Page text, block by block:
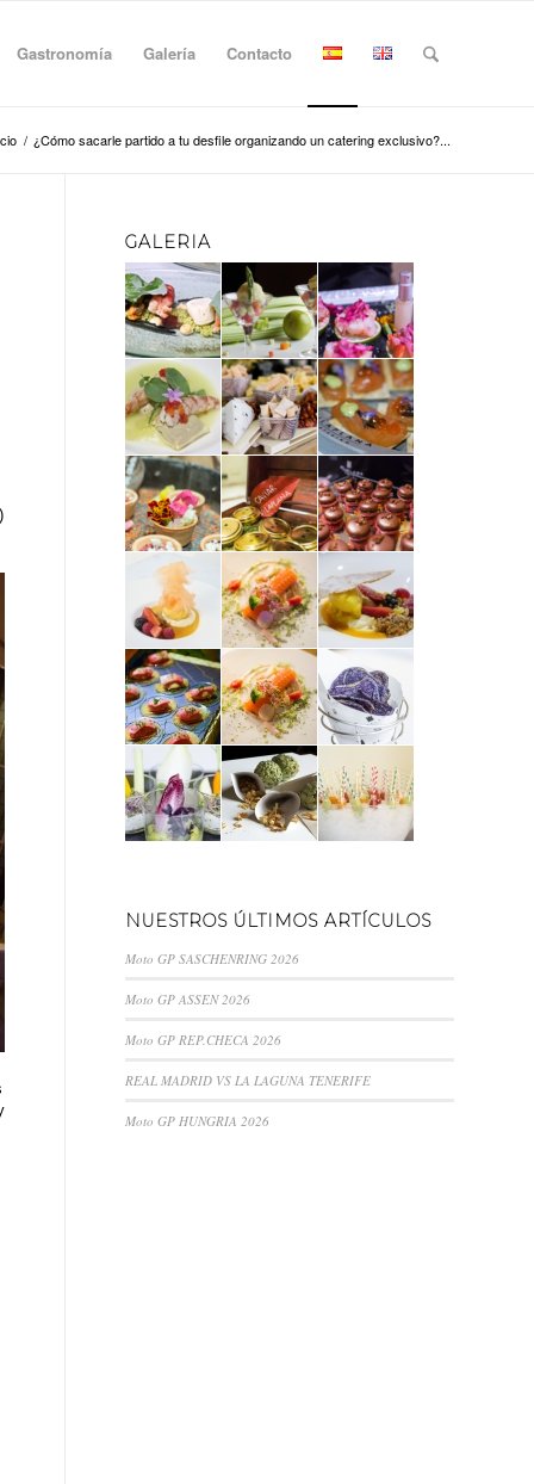
Gastronomía Galería Contacto
/ ¿Cómo sacarle partido a tu desfile organizando un catering exclusivo?...
GALERIA
NUESTROS ÚLTIMOS ARTÍCULOS
Moto GP SASCHENRING 2026
Moto GP ASSEN 2026
Moto GP REP.CHECA 2026
REAL MADRID VS LA LAGUNA TENERIFE
Moto GP HUNGRIA 2026